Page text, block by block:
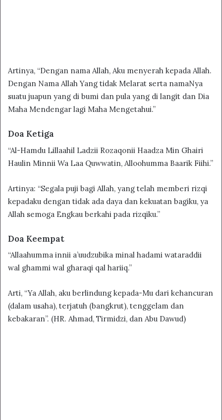
Artinya, “Dengan nama Allah, Aku menyerah kepada Allah.
Dengan Nama Allah Yang tidak Melarat serta namaNya
suatu juapun yang di bumi dan pula yang di langit dan Dia
Maha Mendengar lagi Maha Mengetahui.”
Doa Ketiga
“Al-Hamdu Lillaahil Ladzii Rozaqonii Haadza Min Ghairi
Haulin Minnii Wa Laa Quwwatin, Alloohumma Baarik Fiihi.”
Artinya: “Segala puji bagi Allah, yang telah memberi rizqi
kepadaku dengan tidak ada daya dan kekuatan bagiku, ya
Allah semoga Engkau berkahi pada rizqiku.”
Doa Keempat
“Allaahumma innii a’uudzubika minal hadami wataraddii
wal ghammi wal gharaqi qal hariiq.”
Arti, “Ya Allah, aku berlindung kepada-Mu dari kehancuran
(dalam usaha), terjatuh (bangkrut), tenggelam dan
kebakaran”. (HR. Ahmad, Tirmidzi, dan Abu Dawud)